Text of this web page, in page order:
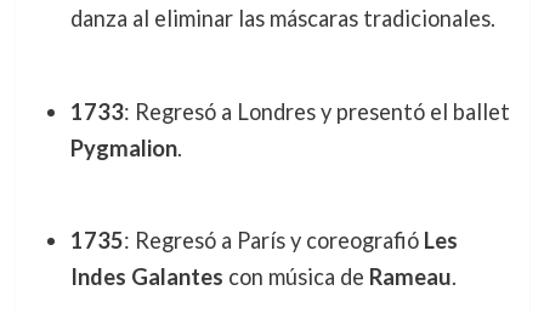
danza al eliminar las máscaras tradicionales.
1733: Regresó a Londres y presentó el ballet
Pygmalion.
1735: Regresó a París y coreografió Les
Indes Galantes con música de Rameau.